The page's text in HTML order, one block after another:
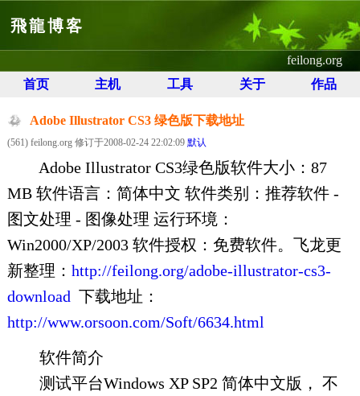
飛龍博客
feilong.org
首页
主机 工具 关于 作品
Adobe Illustrator CS3 绿色版下载地址
(561) feilong.org 修订于2008-02-24 22:02:09 默认
Adobe Illustrator CS3绿色版软件大小：87
MB 软件语言：简体中文 软件类别：推荐软件 -
图文处理 - 图像处理 运行环境：
Win2000/XP/2003 软件授权：免费软件。飞龙更
新整理： http://feilong.org/adobe-illustrator-cs3-
download 下载地址：
http://www.orsoon.com/Soft/6634.html
软件简介
测试平台Windows XP SP2 简体中文版， 不